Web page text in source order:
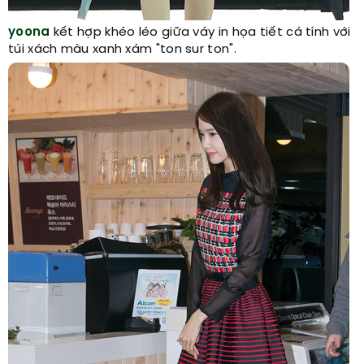
yoona kết hợp khéo léo giữa váy in họa tiết cá tính với
túi xách màu xanh xám "ton sur ton".